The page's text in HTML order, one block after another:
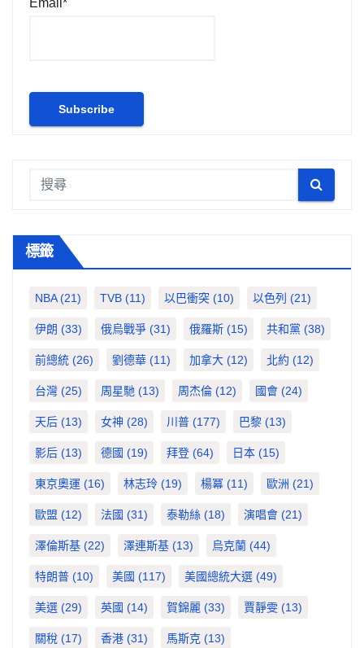
頁
Email*
標籤
NBA(21) TVB (11) 以巴衝突 (10) 以色列 (21)
伊朗 (33) 俄烏戰爭 (31) 俄羅斯 (15) 共和黨 (38)
前總統 (26) 劉德華 (11) 加拿大 (12) 北約 (12)
台灣 (25) 周星馳 (13) 周杰倫 (12) 國會 (24)
天后 (13) 女神 (28) 川普 (177) 巴黎 (13)
影后 (13) 德國 (19) 拜登 (64) 日本 (15)
東京奧運 (16) 林志玲 (19) 楊冪 (11) 歐洲 (21)
歐盟 (12) 法國 (31) 泰勒絲 (18) 演唱會 (21)
澤倫斯基 (22) 澤連斯基 (13) 烏克蘭 (44)
特朗普 (10) 美國 (117) 美國總統大選 (49)
美選 (29) 英國 (14) 賀錦麗 (33) 賈靜雯 (13)
關稅 (17) 香港 (31) 馬斯克 (13)